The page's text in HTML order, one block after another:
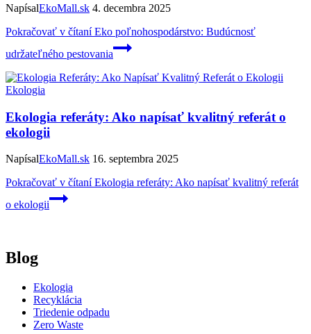
NapísalEkoMall.sk 4. decembra 2025
Pokračovať v čítaníEko poľnohospodárstvo: Budúcnosť
udržateľného pestovania
Ekologia
Ekologia referáty: Ako napísať kvalitný referát o
ekologii
NapísalEkoMall.sk 16. septembra 2025
Pokračovať v čítaníEkologia referáty: Ako napísať kvalitný referát
o ekologii
Blog
Ekologia
Recyklácia
Triedenie odpadu
Zero Waste